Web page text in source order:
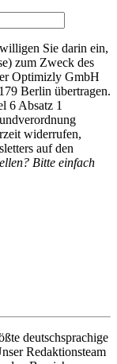
Sie darin ein,
zum Zweck des
Optimizly GmbH
Berlin übertragen.
6 Absatz 1
widerrufen,
auf den
Bitte einfach
deutschsprachige
Redaktionsteam